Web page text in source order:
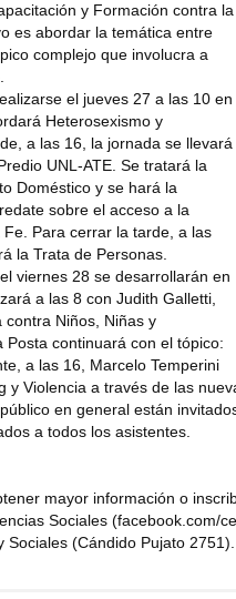
y Formación contra la
es abordar la temática entre
complejo que involucra a
el jueves 27 a las 10 en
Heterosexismo y
a las 16, la jornada se llevará
UNL-ATE. Se tratará la
Doméstico y se hará la
sobre el acceso a la
Para cerrar la tarde, a las
la Trata de Personas.
viernes 28 se desarrollarán en
a las 8 con Judith Galletti,
contra Niños, Niñas y
continuará con el tópico:
a las 16, Marcelo Temperini
y Violencia a través de las
en general están
a todos los asistentes.
mayor información o
Sociales (facebook.com/
(Cándido Pujato 2751).